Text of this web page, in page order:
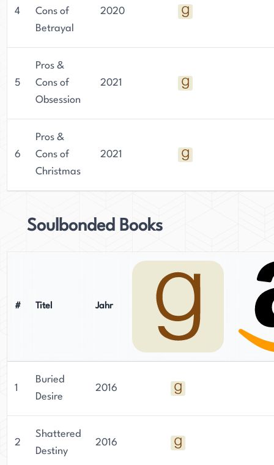
4
Cons of
Betrayal
2020
5
Pros &
Cons of
Obsession
2021
6
Pros &
Cons of
Christmas
2021
Soulbonded Books
# Titel Jahr
1
Buried
Desire
2016
2
Shattered
Destiny
2016